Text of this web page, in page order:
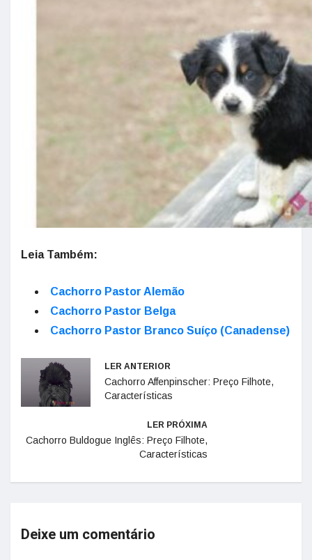
Leia Também:
Cachorro Pastor Alemão
Cachorro Pastor Belga
Cachorro Pastor Branco Suíço (Canadense)
LER ANTERIOR
Cachorro Affenpinscher: Preço Filhote,
Características
LER PRÓXIMA
Cachorro Buldogue Inglês: Preço Filhote,
Características
Deixe um comentário